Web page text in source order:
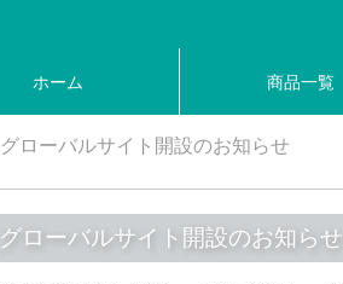
ホーム 商品一覧
グローバルサイト開設のお知らせ
グローバルサイト開設のお知らせ